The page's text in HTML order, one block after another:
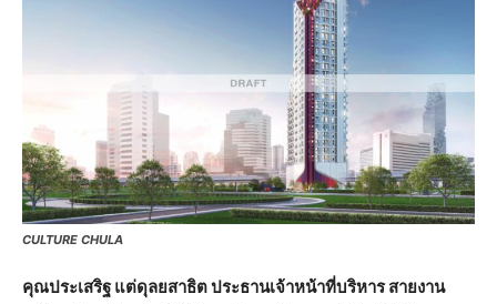
CULTURE CHULA
คุณประเสริฐ แต่ดุลยสาธิต ประธานเจ้าหน้าที่บริหาร สายงาน